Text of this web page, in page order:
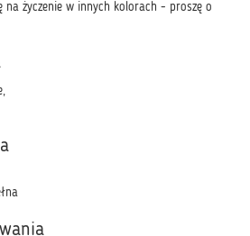
na życzenie w innych kolorach - proszę o